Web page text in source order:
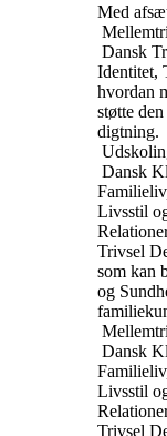
Med
Dansk
Identitet,
hvordan
støtte
digtning.
Dansk
Livsstil
Trivsel
som kan
og
Dansk
Livsstil
Trivsel